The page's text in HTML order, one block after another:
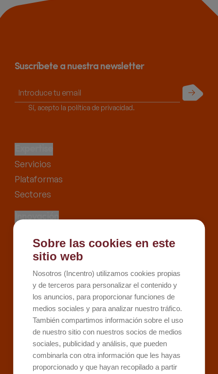
Suscríbete a nuestra newsletter
Sí, acepto la política de privacidad.
Enviar
Servicios
Plataformas
Sectores
Innovación
Recursos
Kit Digital
Kit Consulting
Sobre Incentro
Conócenos
Careers
Contacto
Sobre las cookies en este
sitio web
Nosotros (Incentro) utilizamos cookies propias
y de terceros para personalizar el contenido y
los anuncios, para proporcionar funciones de
medios sociales y para analizar nuestro tráfico.
También compartimos información sobre el uso
de nuestro sitio con nuestros socios de medios
sociales, publicidad y análisis, que pueden
combinarla con otra información que les hayas
proporcionado y que hayan recopilado a partir